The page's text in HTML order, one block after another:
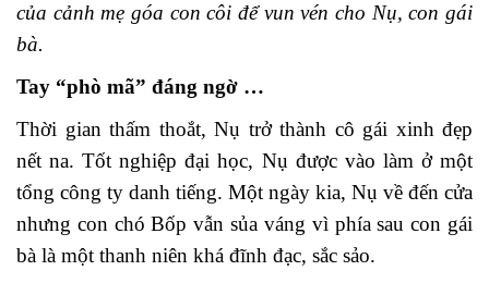
của cảnh mẹ góa con côi để vun vén cho Nụ, con gái
bà.
Tay “phò mã” đáng ngờ …
Thời gian thấm thoắt, Nụ trở thành cô gái xinh đẹp
nết na. Tốt nghiệp đại học, Nụ được vào làm ở một
tổng công ty danh tiếng. Một ngày kia, Nụ về đến cửa
nhưng con chó Bốp vẫn sủa váng vì phía sau con gái
bà là một thanh niên khá đĩnh đạc, sắc sảo.